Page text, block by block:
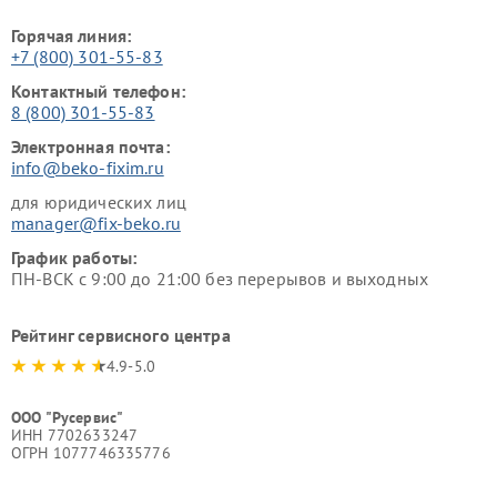
Горячая линия:
+7 (800) 301-55-83
Контактный телефон:
8 (800) 301-55-83
Электронная почта:
info@beko-fixim.ru
для юридических лиц
manager@fix-beko.ru
График работы:
ПН-ВСК с 9:00 до 21:00 без перерывов и выходных
Рейтинг сервисного центра
4.9-5.0
ООО "Русервис"
ИНН 7702633247
ОГРН 1077746335776